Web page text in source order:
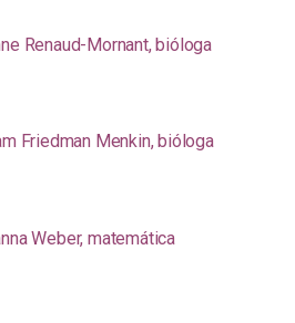
Renaud-Mornant, bióloga
Friedman Menkin, bióloga
Weber, matemática